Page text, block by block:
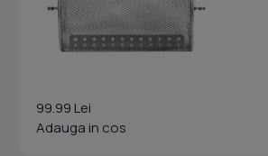
99.99 Lei
Adauga in cos